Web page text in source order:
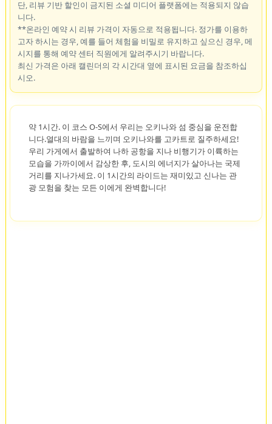
단, 리뷰 기반 할인이 금지된 소셜 미디어 플랫폼에는 적용되지 않습
니다.
**온라인 예약 시 리뷰 가격이 자동으로 적용됩니다. 정가를 이용하
고자 하시는 경우, 예를 들어 체험을 비밀로 유지하고 싶으신 경우, 메
시지를 통해 예약 센터 직원에게 알려주시기 바랍니다.
최신 가격은 아래 캘린더의 각 시간대 옆에 표시된 요금을 참조하십
시오.
약 1시간. 이 코스 O-S에서 우리는 오키나와 섬 중심을 운전합
니다.열대의 바람을 느끼며 오키나와를 고카트로 질주하세요!
우리 가게에서 출발하여 나하 공항을 지나 비행기가 이륙하는
모습을 가까이에서 감상한 후, 도시의 에너지가 살아나는 국제
거리를 지나가세요. 이 1시간의 라이드는 재미있고 신나는 관
광 모험을 찾는 모든 이에게 완벽합니다!